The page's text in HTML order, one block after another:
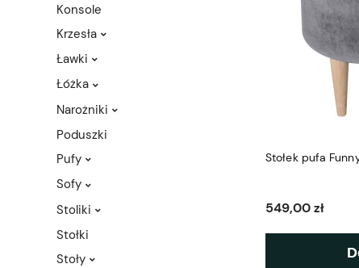
Konsole
Krzesła
Ławki
Łóżka
Narożniki
Poduszki
Pufy
Sofy
Stoliki
Stołki
Stoły
Stołek pufa
549,00 zł